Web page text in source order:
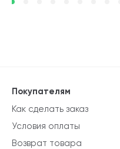
Покупателям
Как сделать заказ
Условия оплаты
Возврат товара